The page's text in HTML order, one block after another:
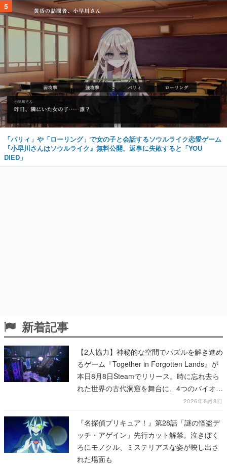
5
「パリィ」や「ローリング」で女の子と会話するソウルライク恋愛ゲーム
『小早川さんはソウルライク』無料公開。返事に失敗すると「YOU
DIED」
新着記事
【2人協力】神秘的な空間でパズルを解き進め
るゲーム『Together in Forgotten Lands』が
本日8月8日Steamでリリース。時に忘れ去ら
れた世界の古代洞窟を舞台に、4つのバイオー
2026年8月8日
『名探偵プリキュア！』第28話「謎の怪盗デ
ッチ・アゲイン」先行カット解禁。泣きぼく
ろにモノクル、ミステリアスな姿が映し出さ
れた場面も